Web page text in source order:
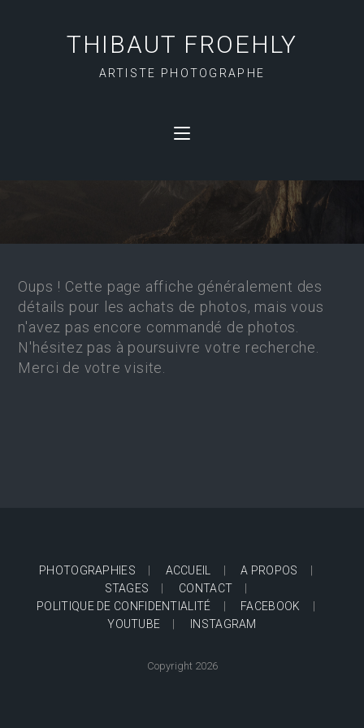
THIBAUT FROEHLY
ARTISTE PHOTOGRAPHE
IMAGES PROTÉGÉES
Oups ! Cette page affiche généralement des
détails pour les achats de photos, mais vous
n'avez pas encore commandé de photos.
N'hésitez pas à poursuivre votre recherche.
Merci de votre visite.
PHOTOGRAPHIES ACCUEIL
A PROPOS
STAGES
CONTACT
POLITIQUE DE CONFIDENTIALITÉ
FACEBOOK
YOUTUBE
INSTAGRAM
Copyright 2026